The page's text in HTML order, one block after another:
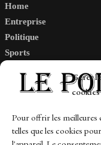
Gérer
cookies
Pour offrir les meilleures
telles que les cookies
Home
Entreprise
Politique
Sports
Links